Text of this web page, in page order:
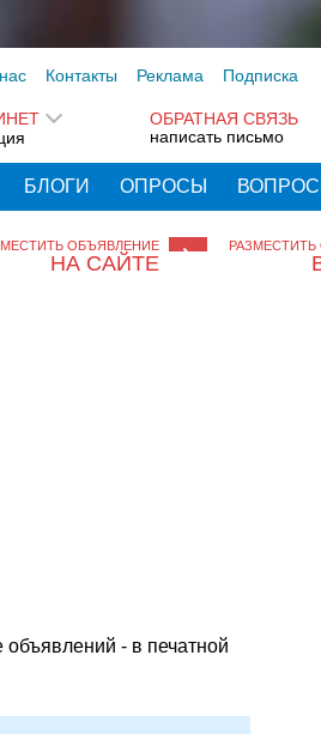
Контакты Реклама Подписка
ОБРАТНАЯ СВЯЗЬ
написать письмо
БЛОГИ ОПРОСЫ
ОБЪЯВЛЕНИЕ
НА САЙТЕ
- в печатной